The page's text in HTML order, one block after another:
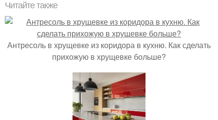
Читайте также
Антресоль в хрущевке из коридора в кухню. Как сделать
прихожую в хрущевке больше?